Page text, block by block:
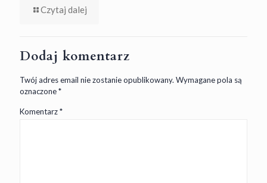
Czytaj dalej
Dodaj komentarz
Twój adres email nie zostanie opublikowany. Wymagane pola są
oznaczone*
Komentarz*